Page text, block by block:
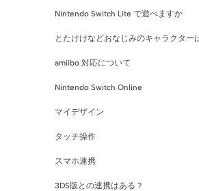
Nintendo Switch Lite で遊べますか
とたけけなどおなじみのキャラクター
amiibo 対応について
Nintendo Switch Online
マイデザイン
タッチ操作
スマホ連携
3DS版との連携はある？